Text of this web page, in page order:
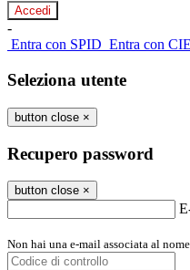
-
Entra con SPID Entra con CIE
Seleziona utente
button close ×
Recupero password
button close ×
Non hai una e-mail associata al